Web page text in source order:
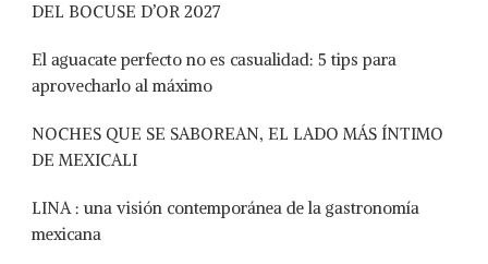
DEL BOCUSE D’OR 2027
El aguacate perfecto no es casualidad: 5 tips para
aprovecharlo al máximo
NOCHES QUE SE SABOREAN, EL LADO MÁS ÍNTIMO
DE MEXICALI
LINA : una visión contemporánea de la gastronomía
mexicana